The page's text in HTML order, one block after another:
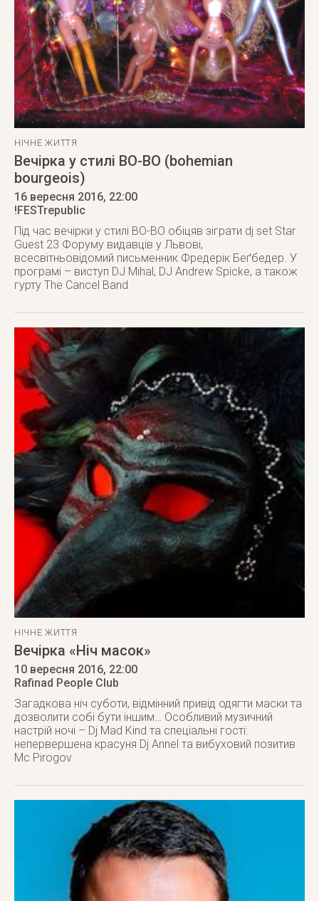
НІЧНЕ ЖИТТЯ
Вечірка у стилі ВО-ВО (bohemian
bourgeois)
16 вересня 2016, 22:00
!FESTrepublic
Під час вечірки у стилі BO-BO обіцяв зіграти dj set Star
Guest 23 Форуму видавців у Львові,
всесвітньовідомий письменник Фредерік Беґбедер. У
програмі – виступ DJ Mihal, DJ Andrew Spicke, а також
гурту The Cancel Band
НІЧНЕ ЖИТТЯ
Вечірка «Ніч масок»
10 вересня 2016, 22:00
Rafinad People Club
Загадкова ніч суботи, відмінний привід одягти маски та
дозволити собі бути іншим… Особливий музичний
настрій ночі – Dj Mad Kind та спеціальні гості:
непервершена красуня Dj Annel та вибуховий позитив
Mc Pirogov